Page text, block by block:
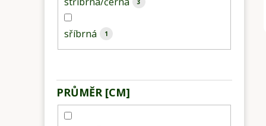
3
sříbrná 1
PRŮMĚR [CM]